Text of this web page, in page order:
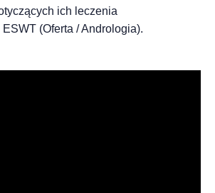
ich leczenia
ESWT (Oferta / Andrologia).